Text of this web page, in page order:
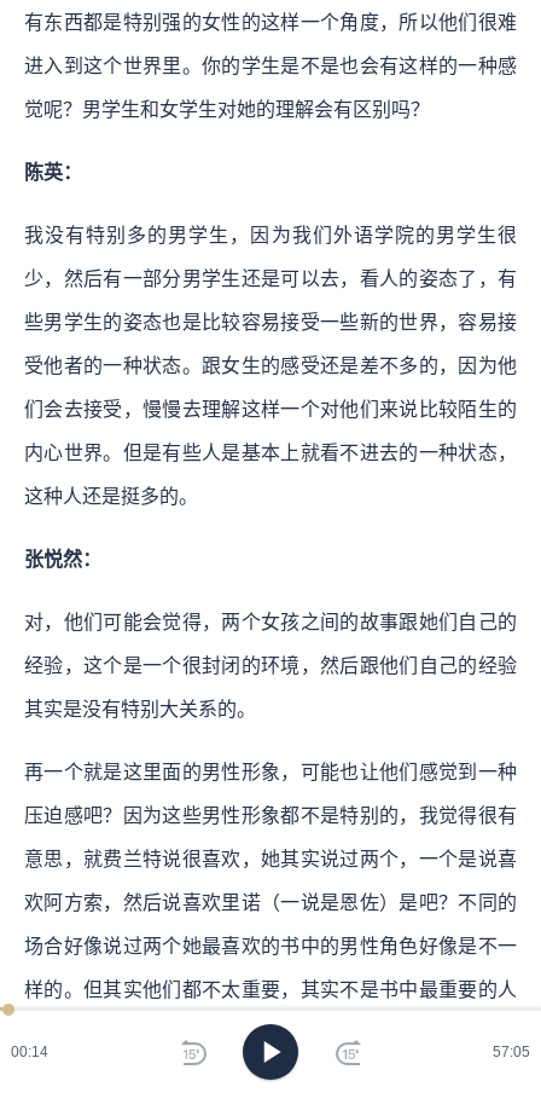
00:15 57:05
有东西都是特别强的女性的这样一个角度，所以他们很难
进入到这个世界里。你的学生是不是也会有这样的一种感
觉呢？男学生和女学生对她的理解会有区别吗？
陈英：
我没有特别多的男学生，因为我们外语学院的男学生很
少，然后有一部分男学生还是可以去，看人的姿态了，有
些男学生的姿态也是比较容易接受一些新的世界，容易接
受他者的一种状态。跟女生的感受还是差不多的，因为他
们会去接受，慢慢去理解这样一个对他们来说比较陌生的
内心世界。但是有些人是基本上就看不进去的一种状态，
这种人还是挺多的。
张悦然：
对，他们可能会觉得，两个女孩之间的故事跟她们自己的
经验，这个是一个很封闭的环境，然后跟他们自己的经验
其实是没有特别大关系的。
再一个就是这里面的男性形象，可能也让他们感觉到一种
压迫感吧？因为这些男性形象都不是特别的，我觉得很有
意思，就费兰特说很喜欢，她其实说过两个，一个是说喜
欢阿方索，然后说喜欢里诺（一说是恩佐）是吧？不同的
场合好像说过两个她最喜欢的书中的男性角色好像是不一
样的。但其实他们都不太重要，其实不是书中最重要的人
物，其实最重要的男性形象还是有比较大的缺陷和问题
的，可能这个也是不是使男性读者很难进入当中？